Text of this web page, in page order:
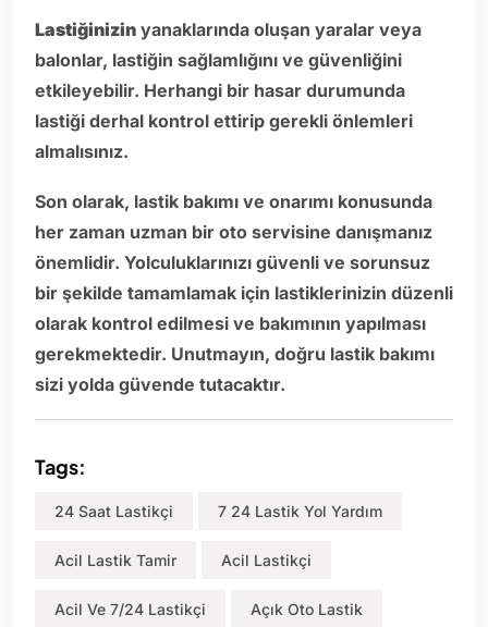
Lastiğinizin yanaklarında oluşan yaralar veya
balonlar, lastiğin sağlamlığını ve güvenliğini
etkileyebilir. Herhangi bir hasar durumunda
lastiği derhal kontrol ettirip gerekli önlemleri
almalısınız.
Son olarak, lastik bakımı ve onarımı konusunda
her zaman uzman bir oto servisine danışmanız
önemlidir. Yolculuklarınızı güvenli ve sorunsuz
bir şekilde tamamlamak için lastiklerinizin düzenli
olarak kontrol edilmesi ve bakımının yapılması
gerekmektedir. Unutmayın, doğru lastik bakımı
sizi yolda güvende tutacaktır.
Tags:
24 Saat Lastikçi 7 24 Lastik Yol Yardım
Acil Lastik Tamir Acil Lastikçi
Acil Ve 7/24 Lastikçi Açık Oto Lastik